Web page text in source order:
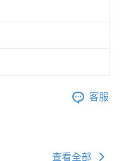
客服
查看全部